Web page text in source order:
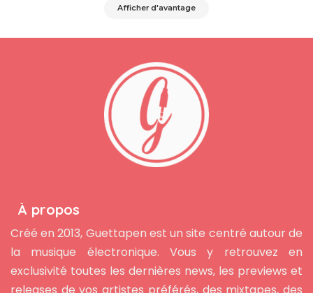
Afficher d'avantage
À propos
Créé en 2013, Guettapen est un site centré autour de
la musique électronique. Vous y retrouvez en
exclusivité toutes les dernières news, les previews et